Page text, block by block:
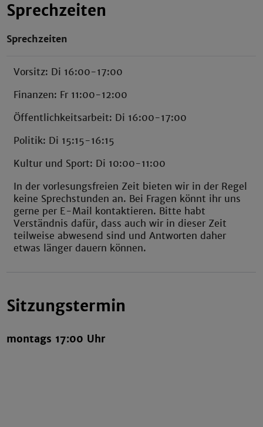
Sprechzeiten
Sprechzeiten
Vorsitz: Di 16:00-17:00
Finanzen: Fr 11:00-12:00
Öffentlichkeitsarbeit: Di 16:00-17:00
Politik: Di 15:15-16:15
Kultur und Sport: Di 10:00-11:00
In der vorlesungsfreien Zeit bieten wir in der Regel
keine Sprechstunden an. Bei Fragen könnt ihr uns
gerne per E-Mail kontaktieren. Bitte habt
Verständnis dafür, dass auch wir in dieser Zeit
teilweise abwesend sind und Antworten daher
etwas länger dauern können.
Sitzungstermin
montags 17:00 Uhr